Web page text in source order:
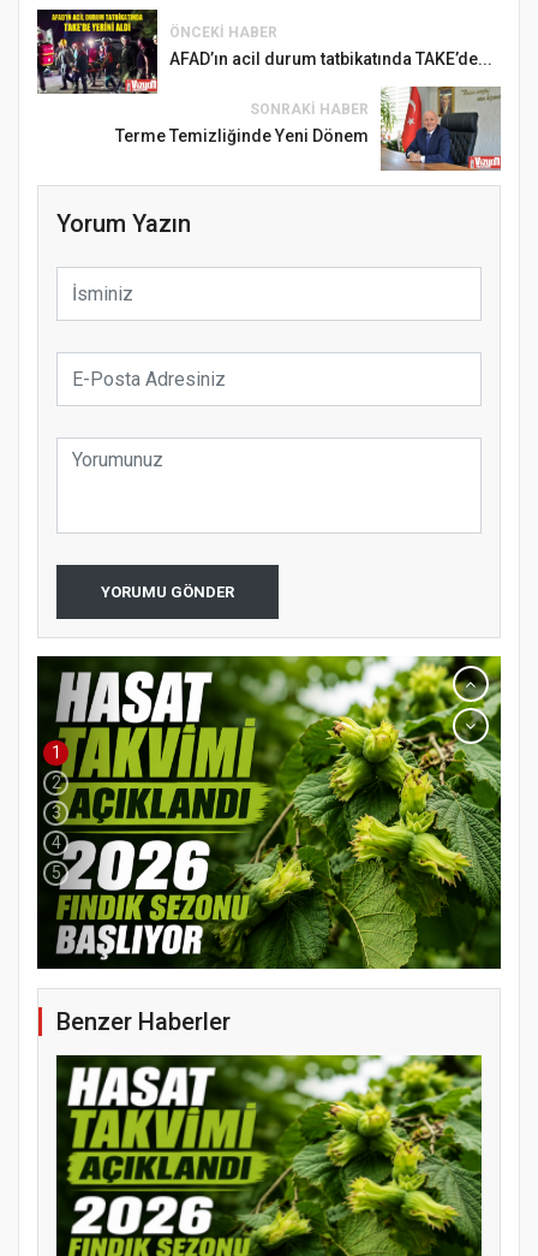
ÖNCEKI HABER
AFAD’ın acil durum tatbikatında TAKE’de...
SONRAKI HABER
Terme Temizliğinde Yeni Dönem
Yorum Yazın
YORUMU GÖNDER
YENİ PARTİ TERME İLÇE BAŞKANLIĞINDA
ÜYE KATILIM PROGRAMI
1
2
3
4
5
Benzer Haberler